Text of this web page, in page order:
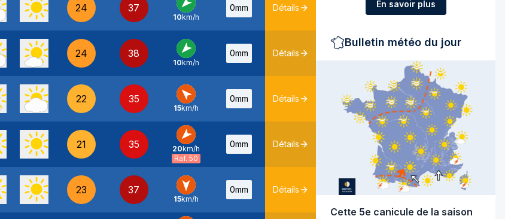
24 37
NE -
10km/h
0mm Détails
24 38
NE -
10km/h
0mm Détails
22 35
SE -
15km/h
0mm Détails
21 35
NE -
20km/h
Raf. 50
0mm Détails
23 37
N -
15km/h
0mm Détails
En savoir plus
Bulletin météo du jour
Cette 5e canicule de la saison